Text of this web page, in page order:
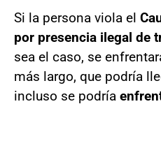
Si la persona viola el
por presencia ilegal de
sea el caso, se
más largo, que podría
incluso se podría